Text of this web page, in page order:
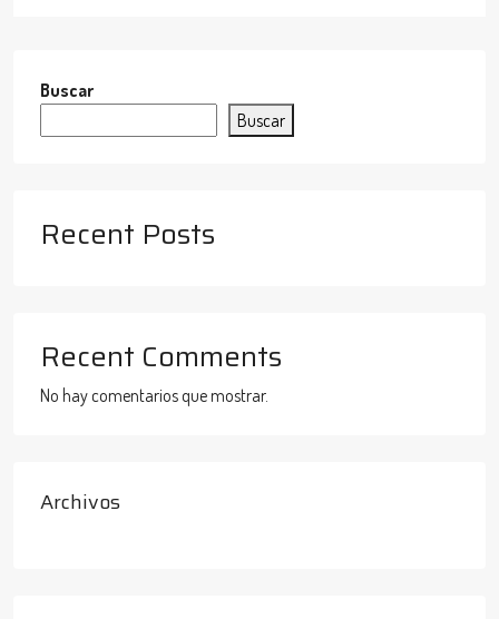
Buscar
Buscar
Recent Posts
Recent Comments
No hay comentarios que mostrar.
Archivos